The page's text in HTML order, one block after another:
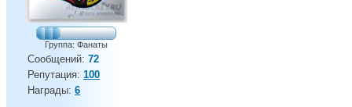
Группа: Фанаты
Сообщений: 72
Репутация: 100
Награды: 6